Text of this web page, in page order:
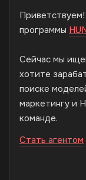
программы
Сейчас мы
хотите
поиске
маркетингу и
команде.
Стать агентом